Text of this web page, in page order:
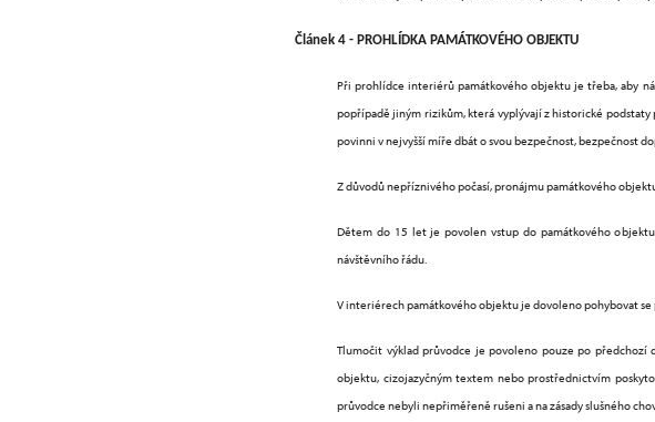
Článek 4 - PROHLÍDKA PAMÁTKOVÉHO OBJEKTU
Při prohlídce interiérů památkového objektu je třeba, aby
popřípadě jiným rizikům, která vyplývají z historické
povinni v nejvyšší míře dbát o svou bezpečnost, bezpečnost
Zdůvodů nepříznivého počasí, pronájmu památkového
Dětem do 15 let je povolen vstup do památkového
návštěvního řádu.
V interiérech památkového objektu je dovoleno pohybovat se
Tlumočit výklad průvodce je povoleno pouze po předchozí
objektu, cizojazyčným textem nebo prostřednictvím
průvodce nebyli nepřiměřeně rušeni a na zásady slušného